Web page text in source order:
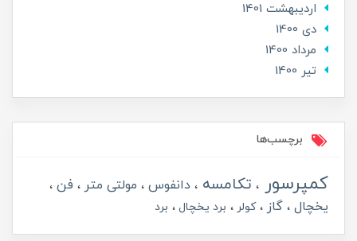
ارديبهشت 1401
دی 1400
مرداد 1400
تير 1400
برچسب‌ها
کمپرسور تکامسه دانفوس مولتی متر
فن
یخچال
گاز کولر برد یخچال برد